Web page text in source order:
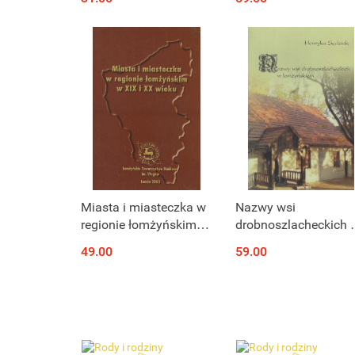
w.
Produkt niedostępny
Miasta i miasteczka w
regionie łomżyńskim w
49.00
Produkt niedostępny
Nazwy wsi
drobnoszlacheckich
59.00